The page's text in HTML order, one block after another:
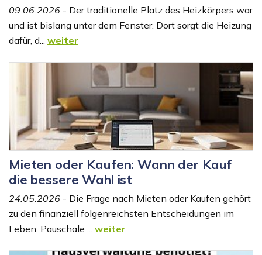
09.06.2026 - Der traditionelle Platz des Heizkörpers war
und ist bislang unter dem Fenster. Dort sorgt die Heizung
dafür, d... weiter
Mieten oder Kaufen: Wann der Kauf
die bessere Wahl ist
24.05.2026 - Die Frage nach Mieten oder Kaufen gehört
zu den finanziell folgenreichsten Entscheidungen im
Leben. Pauschale ... weiter